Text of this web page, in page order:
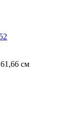
61,66 см